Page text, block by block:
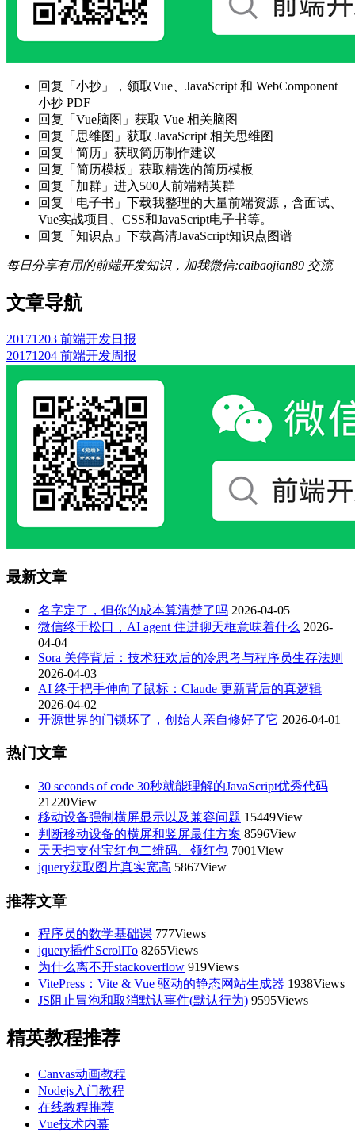
回复「小抄」，领取Vue、JavaScript 和 WebComponent
小抄 PDF
回复「Vue脑图」获取 Vue 相关脑图
回复「思维图」获取 JavaScript 相关思维图
回复「简历」获取简历制作建议
回复「简历模板」获取精选的简历模板
回复「加群」进入500人前端精英群
回复「电子书」下载我整理的大量前端资源，含面试、
Vue实战项目、CSS和JavaScript电子书等。
回复「知识点」下载高清JavaScript知识点图谱
每日分享有用的前端开发知识，加我微信:caibaojian89 交流
文章导航
20171203 前端开发日报
20171204 前端开发周报
最新文章
名字定了，但你的成本算清楚了吗 2026-04-05
微信终于松口，AI agent 住进聊天框意味着什么 2026-
04-04
Sora 关停背后：技术狂欢后的冷思考与程序员生存法则
2026-04-03
AI 终于把手伸向了鼠标：Claude 更新背后的真逻辑
2026-04-02
开源世界的门锁坏了，创始人亲自修好了它 2026-04-01
热门文章
30 seconds of code 30秒就能理解的JavaScript优秀代码
21220View
移动设备强制横屏显示以及兼容问题 15449View
判断移动设备的横屏和竖屏最佳方案 8596View
天天扫支付宝红包二维码、领红包 7001View
jquery获取图片真实宽高 5867View
推荐文章
程序员的数学基础课 777Views
jquery插件ScrollTo 8265Views
为什么离不开stackoverflow 919Views
VitePress：Vite & Vue 驱动的静态网站生成器 1938Views
JS阻止冒泡和取消默认事件(默认行为) 9595Views
精英教程推荐
Canvas动画教程
Nodejs入门教程
在线教程推荐
Vue技术内幕